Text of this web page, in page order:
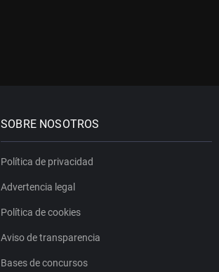
SOBRE NOSOTROS
Política de privacidad
Advertencia legal
Política de cookies
Aviso de transparencia
Bases de concursos